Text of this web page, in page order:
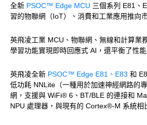
全新 PSOC™ Edge MCU 三個系列 E81、
習的物聯網（IoT）、消費和工業應用推向
英飛凌工業 MCU、物聯網、無線和計算業
學習功能實現即時回應式 AI，還平衡了性
英飛凌全新 PSOC™ Edge E81、E83 和
低功耗 NNLite（一種用於加速神經網路的
網，支援與 WiFi® 6、BT/BLE 的連接和
NPU 處理器，與現有的 Cortex®-M 系統相